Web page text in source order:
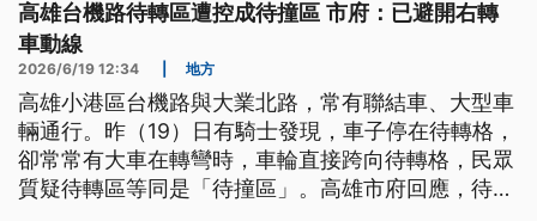
高雄台機路待轉區遭控成待撞區 市府：已避開右轉
車動線
2026/6/19 12:34 地方
高雄小港區台機路與大業北路，常有聯結車、大型車
輛通行。昨（19）日有騎士發現，車子停在待轉格，
卻常常有大車在轉彎時，車輪直接跨向待轉格，民眾
質疑待轉區等同是「待撞區」。高雄市府回應，待轉